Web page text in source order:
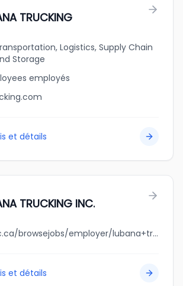
TRUCKING
Logistics, Supply Chain
Storage
employés
et détails
TRUCKING INC.
jobbank.gc.ca/browsejobs/employer/lubana+trucking+inc./ca
et détails